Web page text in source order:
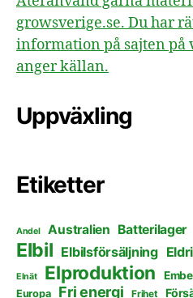
growsverige.se. Du har
information på sajten
anger källan.
Uppväxling
Etiketter
Andel Australien Batterilager
Elbil Elbilsförsäljning
Elnät Elproduktion
Europa Fri energi Frihet